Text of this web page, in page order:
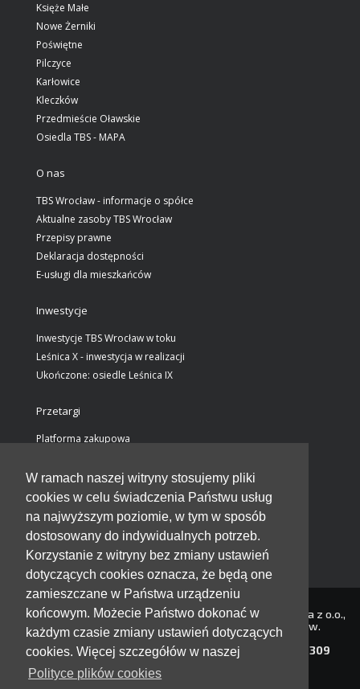
W ramach naszej witryny stosujemy pliki
cookies w celu świadczenia Państwu usług
na najwyższym poziomie, w tym w sposób
dostosowany do indywidualnych potrzeb.
Korzystanie z witryny bez zmiany ustawień
dotyczących cookies oznacza, że będą one
zamieszczane w Państwa urządzeniu
końcowym. Możecie Państwo dokonać w
każdym czasie zmiany ustawień dotyczących
cookies. Więcej szczegółów w naszej
Polityce plików cookies
Księże Małe
Nowe Żerniki
Poświętne
Pilczyce
Karłowice
Kleczków
Przedmieście Oławskie
Osiedla TBS - MAPA
O nas
TBS Wrocław - informacje o spółce
Aktualne zasoby TBS Wrocław
Przepisy prawne
Deklaracja dostępności
E-usługi dla mieszkańców
Inwestycje
Inwestycje TBS Wrocław w toku
Leśnica X - inwestycja w realizacji
Ukończone: osiedle Leśnica IX
Przetargi
Platforma zakupowa
Ogłoszenia przetargów / załączniki
Wyjaśnienia do SWZ
Rozstrzygnięcia przetargów
Kontakt
Towarzystwo Budownictwa Społecznego Wrocław Spółka z o.o.,
ul. Stanisława Przybyszewskiego 102-104, 51-148 Wrocław.
Adres do e-Doręczeń:AE:PL-91564-13110-UWDFD-22
NIP: 895-16-33-275 REGON: 931934621 Kapitał zakładowy: 309
Liczba udziałów: 339
Wpisana w rejestrze Sądu Rejonowego dla Wrocławia -